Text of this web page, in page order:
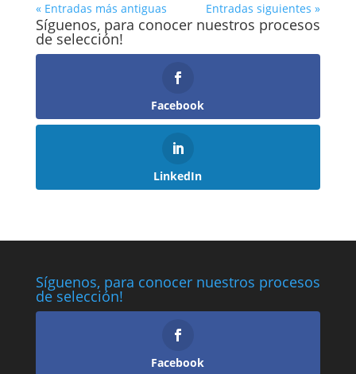
« Entradas más antiguas Entradas siguientes »
Síguenos, para conocer nuestros procesos
de selección!
Facebook
LinkedIn
Síguenos, para conocer nuestros procesos
de selección!
Facebook